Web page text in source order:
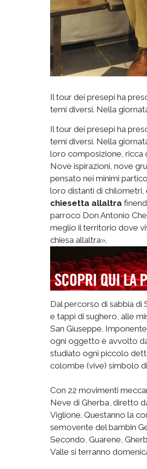
Il tour dei presepi ha
temi diversi. Nella
Il tour dei presepi ha
temi diversi. Nella
loro composizione, ricca
Nove ispirazioni, nove
pensato nei minimi
loro distanti di chilometri,
chiesetta allaltra
parroco Don Antonio
meglio il territorio dove
chiesa allaltra».
Dal percorso di sabbia
e tappi di sughero, alle
San Giuseppe.
ogni oggetto è avvolto
studiato ogni piccolo
colombe (vive) simbolo
Con 22 movimenti
Neve di Gherba, diretto
Viglione. Questanno la
semovente del bambin
Secondo, Guarene,
Valle si terranno